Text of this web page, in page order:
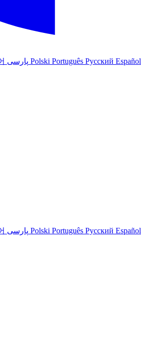
Polski Português Русский Español
Polski Português Русский Español